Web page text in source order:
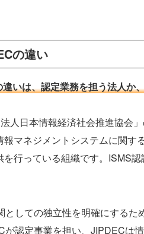
の違い
いは、認定業務を担う法人か
人日本情報経済社会推進協会
マネジメントシステムに関
行っている組織です。ISMS
としての独立性を明確にする
が認定事業を担い、JIPDECは